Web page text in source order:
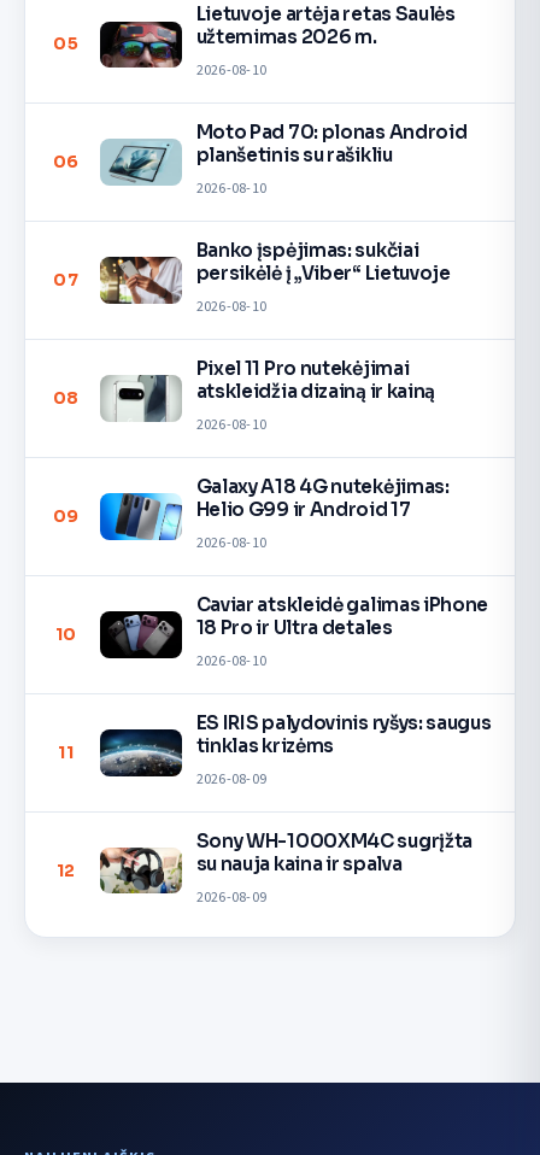
05
Lietuvoje artėja retas Saulės
užtemimas 2026 m.
2026-08-10
06
Moto Pad 70: plonas Android
planšetinis su rašikliu
2026-08-10
07
Banko įspėjimas: sukčiai
persikėlė į „Viber“ Lietuvoje
2026-08-10
08
Pixel 11 Pro nutekėjimai
atskleidžia dizainą ir kainą
2026-08-10
09
Galaxy A18 4G nutekėjimas:
Helio G99 ir Android 17
2026-08-10
10
Caviar atskleidė galimas iPhone
18 Pro ir Ultra detales
2026-08-10
11
ES IRIS palydovinis ryšys: saugus
tinklas krizėms
2026-08-09
12
Sony WH-1000XM4C sugrįžta
su nauja kaina ir spalva
2026-08-09